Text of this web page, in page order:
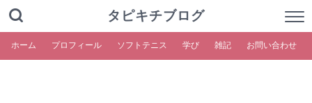
タピキチブログ
ホーム プロフィール ソフトテニス 学び 雑記 お問い合わせ